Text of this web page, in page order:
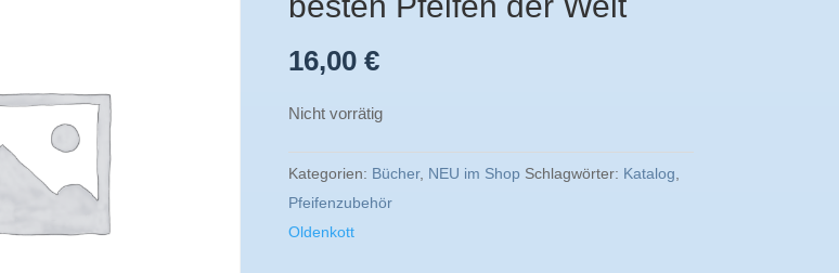
16,00 €
Nicht vorrätig
Kategorien: Bücher, NEU im Shop Schlagwörter: Katalog,
Pfeifenzubehör
Oldenkott